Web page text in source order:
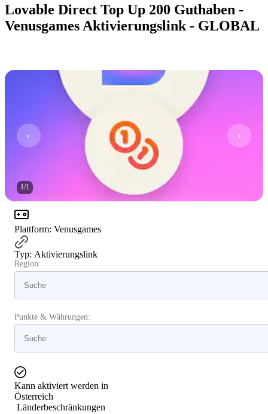
Lovable Direct Top Up 200 Guthaben -
Venusgames Aktivierungslink - GLOBAL
1/1
Plattform: Venusgames
Typ: Aktivierungslink
Region:
Punkte & Währungen:
Kann aktiviert werden in
Österreich
Länderbeschränkungen